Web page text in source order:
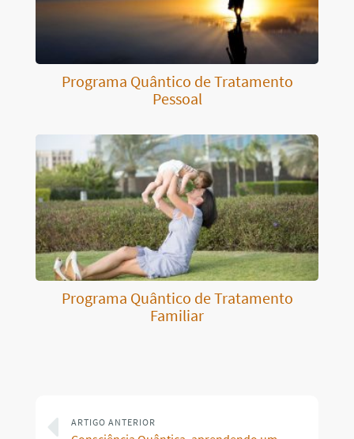
Programa Quântico de Tratamento
Pessoal
Programa Quântico de Tratamento
Familiar
ARTIGO ANTERIOR